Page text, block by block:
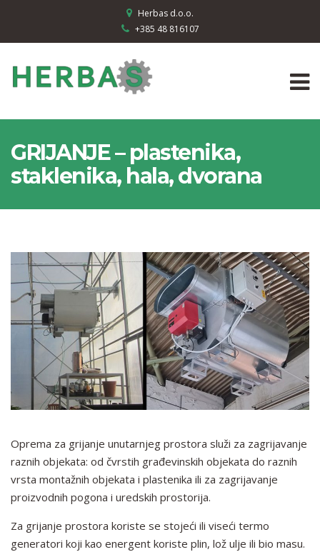
Herbas d.o.o.
+385 48 816107
GRIJANJE – plastenika,
staklenika, hala, dvorana
Oprema za grijanje unutarnjeg prostora služi za zagrijavanje
raznih objekata: od čvrstih građevinskih objekata do raznih
vrsta montažnih objekata i plastenika ili za zagrijavanje
proizvodnih pogona i uredskih prostorija.
Za grijanje prostora koriste se stojeći ili viseći termo
generatori koji kao energent koriste plin, lož ulje ili bio masu.